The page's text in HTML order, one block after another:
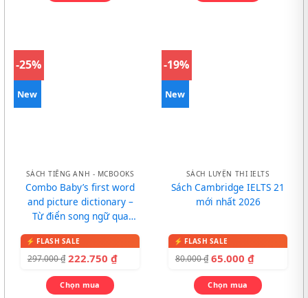
-25%
New
SÁCH TIẾNG ANH - MCBOOKS
Combo Baby’s first word
and picture dictionary –
Từ điển song ngữ qua
297.000₫ 222.750 ₫
Chọn mua
-19%
New
SÁCH LUYỆN THI IELTS
Sách Cambridge IELTS 21
mới nhất 2026
80.000₫ 65.000 ₫
Chọn mua